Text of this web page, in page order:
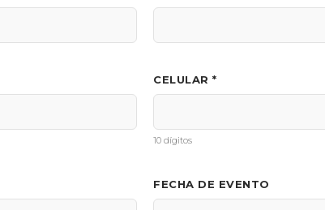
CELULAR *
10 dígitos
FECHA DE EVENTO